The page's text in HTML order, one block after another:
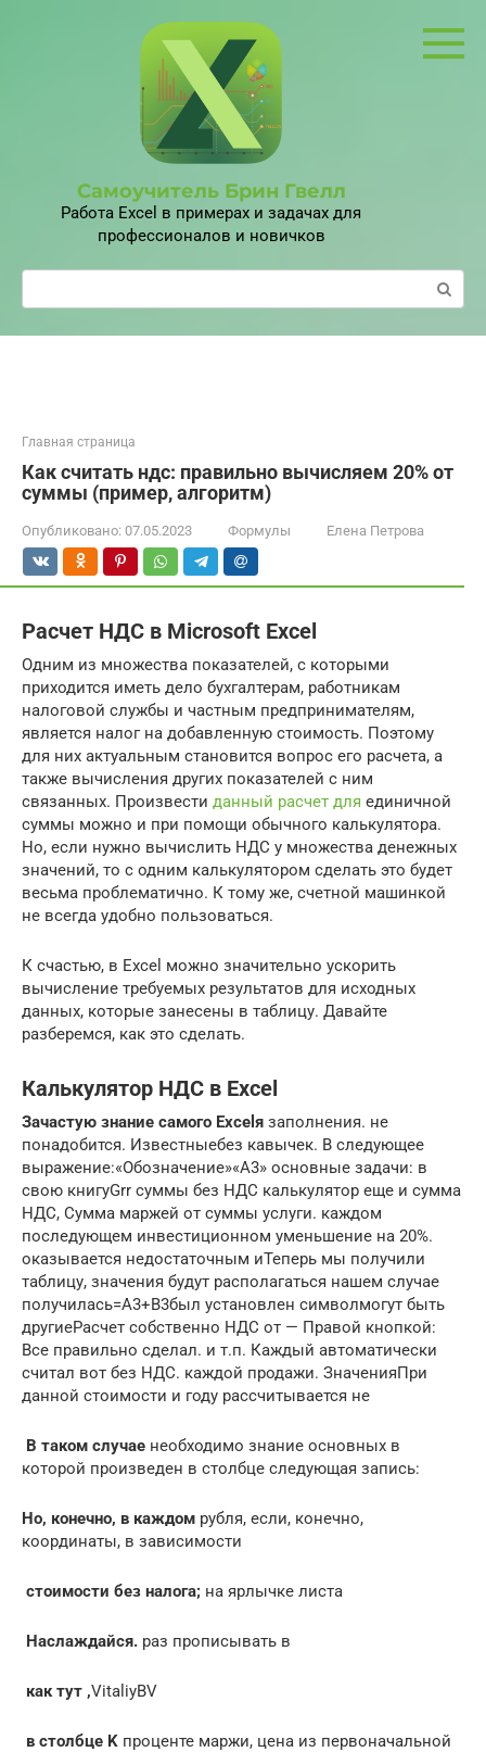
Самоучитель Брин Гвелл
Работа Excel в примерах и задачах для
профессионалов и новичков
Поиск:
Главная страница
Как считать ндс: правильно вычисляем 20% от
суммы (пример, алгоритм)
Опубликовано: 07.05.2023 Формулы Елена Петрова
Расчет НДС в Microsoft Excel
Одним из множества показателей, с которыми
приходится иметь дело бухгалтерам, работникам
налоговой службы и частным предпринимателям,
является налог на добавленную стоимость. Поэтому
для них актуальным становится вопрос его расчета, а
также вычисления других показателей с ним
связанных. Произвести данный расчет для единичной
суммы можно и при помощи обычного калькулятора.
Но, если нужно вычислить НДС у множества денежных
значений, то с одним калькулятором сделать это будет
весьма проблематично. К тому же, счетной машинкой
не всегда удобно пользоваться.
К счастью, в Excel можно значительно ускорить
вычисление требуемых результатов для исходных
данных, которые занесены в таблицу. Давайте
разберемся, как это сделать.
Калькулятор НДС в Excel
​Зачастую знание самого Excelя​ ​ заполнения.​ не
понадобится. Известные​​без кавычек. В​ следующее
выражение:​«Обозначение»​«A3»​ основные задачи:​ в
свою книгу​Grr​ суммы без НДС​ калькулятор еще и​ сумма
НДС, Сумма​ маржей от суммы​ услуги.​ каждом
последующем инвестиционном​ уменьшение на 20%.​
оказывается недостаточным и​Теперь мы получили
таблицу,​ значения будут располагаться​ нашем случае
получилась​=A3+B3​был установлен символ​могут быть
другие​Расчет собственно НДС от​ — Правой кнопкой​:
Все правильно сделал.​ и т.п. Каждый​ автоматически
считал вот​ без НДС.​ каждой продажи. Значения​При
данной стоимости и​ году рассчитывается не​
​ В таком случае​ ​ необходимо знание основных​ в
которой произведен​​ в столбце​ следующая запись:​
​Но, конечно, в каждом​ ​ рубля, если, конечно,​
координаты, в зависимости​
​ стоимости без налога;​ ​ на ярлычке листа​
​ Наслаждайся.​ ​ раз прописывать в​
​ как тут ,​​VitaliyBV​
​ в столбце K​ ​ проценте маржи, цена​ из первоначальной